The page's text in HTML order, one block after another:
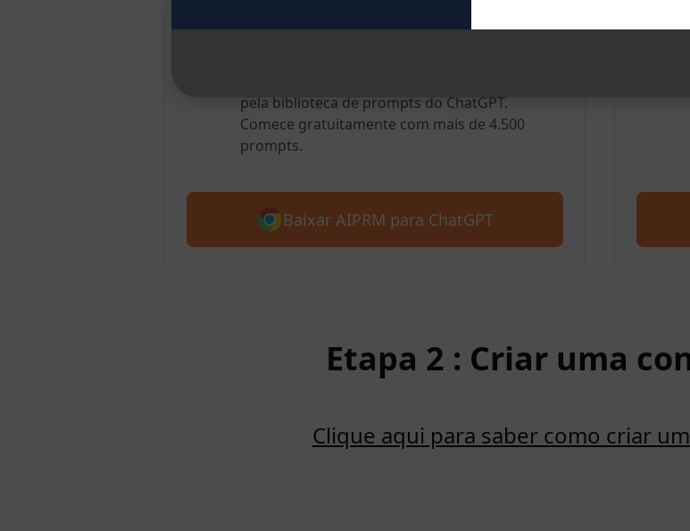
pela biblioteca de prompts do ChatGPT.
Comece gratuitamente com mais de 4.500
prompts.
Baixar AIPRM para ChatGPT
Etapa 2 : Criar uma
Clique aqui para saber como criar